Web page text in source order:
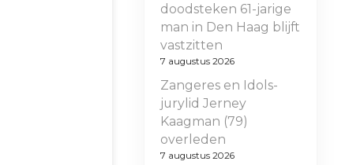
doodsteken 61-jarige
man in Den Haag blijft
vastzitten
7 augustus 2026
Zangeres en Idols-
jurylid Jerney
Kaagman (79)
overleden
7 augustus 2026